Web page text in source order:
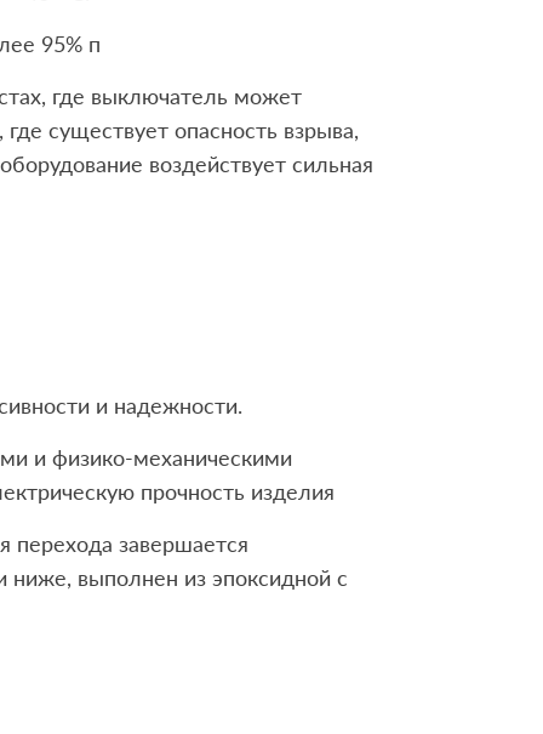
95% п
где выключатель может
существует опасность взрыва,
воздействует сильная
и надежности.
и физико-механическими
прочность изделия
перехода завершается
выполнен из эпоксидной с